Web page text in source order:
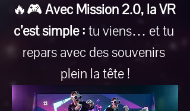
🔥🎮 Avec Mission 2.0, la VR
c’est simple : tu viens… et tu
repars avec des souvenirs
plein la tête !